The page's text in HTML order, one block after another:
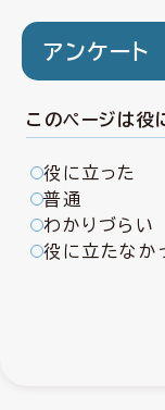
アンケート
このページは役
役に立った
普通
わかりづらい
役に立たなか